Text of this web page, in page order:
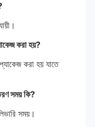
করা হয়?
করা হয় যাতে
সময় কি?
সময়।